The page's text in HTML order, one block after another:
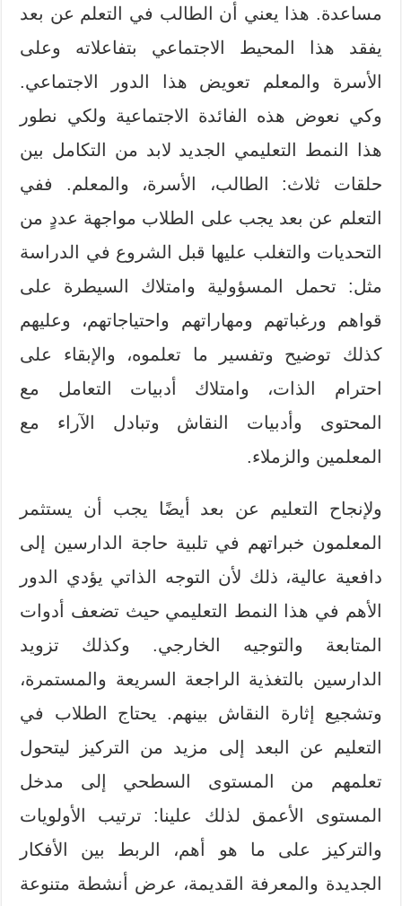
مساعدة. هذا يعني أن الطالب في التعلم عن بعد
يفقد هذا المحيط الاجتماعي بتفاعلاته وعلى
الأسرة والمعلم تعويض هذا الدور الاجتماعي.
وكي نعوض هذه الفائدة الاجتماعية ولكي نطور
هذا النمط التعليمي الجديد لابد من التكامل بين
حلقات ثلاث: الطالب، الأسرة، والمعلم. ففي
التعلم عن بعد يجب على الطلاب مواجهة عددٍ من
التحديات والتغلب عليها قبل الشروع في الدراسة
مثل: تحمل المسؤولية وامتلاك السيطرة على
قواهم ورغباتهم ومهاراتهم واحتياجاتهم، وعليهم
كذلك توضيح وتفسير ما تعلموه، والإبقاء على
احترام الذات، وامتلاك أدبيات التعامل مع
المحتوى وأدبيات النقاش وتبادل الآراء مع
المعلمين والزملاء.
ولإنجاح التعليم عن بعد أيضًا يجب أن يستثمر
المعلمون خبراتهم في تلبية حاجة الدارسين إلى
دافعية عالية، ذلك لأن التوجه الذاتي يؤدي الدور
الأهم في هذا النمط التعليمي حيث تضعف أدوات
المتابعة والتوجيه الخارجي. وكذلك تزويد
الدارسين بالتغذية الراجعة السريعة والمستمرة،
وتشجيع إثارة النقاش بينهم. يحتاج الطلاب في
التعليم عن البعد إلى مزيد من التركيز ليتحول
تعلمهم من المستوى السطحي إلى مدخل
المستوى الأعمق لذلك علينا: ترتيب الأولويات
والتركيز على ما هو أهم، الربط بين الأفكار
الجديدة والمعرفة القديمة، عرض أنشطة متنوعة